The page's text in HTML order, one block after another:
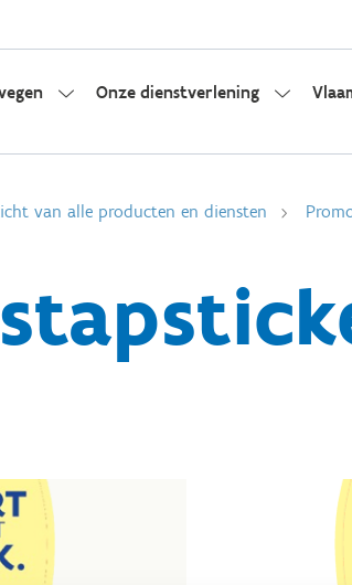
Onze dienstverlening
van alle producten en diensten